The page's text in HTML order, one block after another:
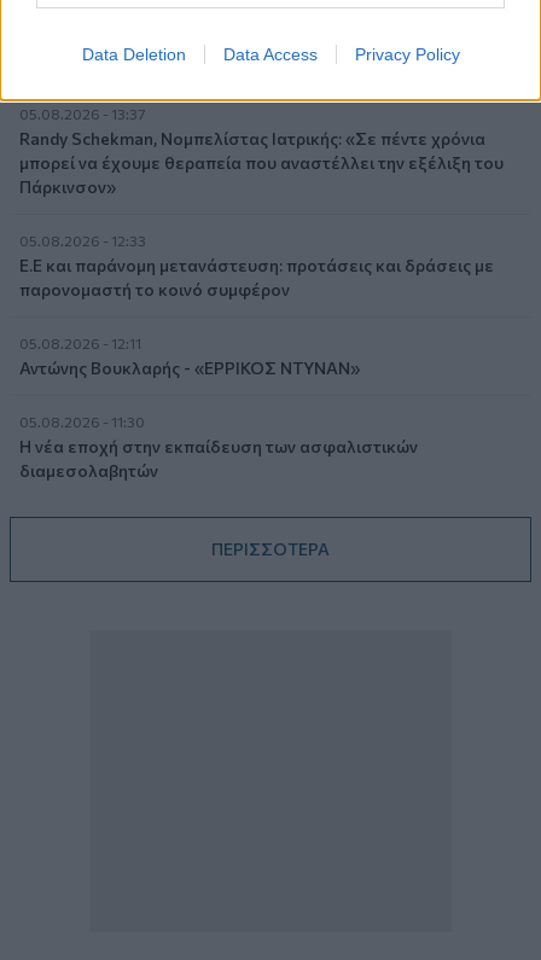
Data Deletion Data Access Privacy Policy
ελληνικές τράπεζες «πρωταθλήτριες» στα δάνεια, νέο deal
05.08.2026 - 13:37
Randy Schekman, Νομπελίστας Ιατρικής: «Σε πέντε χρόνια
μπορεί να έχουμε θεραπεία που αναστέλλει την εξέλιξη του
Πάρκινσον»
05.08.2026 - 12:33
Ε.Ε και παράνομη μετανάστευση: προτάσεις και δράσεις με
παρονομαστή το κοινό συμφέρον
05.08.2026 - 12:11
Αντώνης Βουκλαρής - «ΕΡΡΙΚΟΣ ΝΤΥΝΑΝ»
05.08.2026 - 11:30
Η νέα εποχή στην εκπαίδευση των ασφαλιστικών
διαμεσολαβητών
ΠΕΡΙΣΣΟΤΕΡΑ